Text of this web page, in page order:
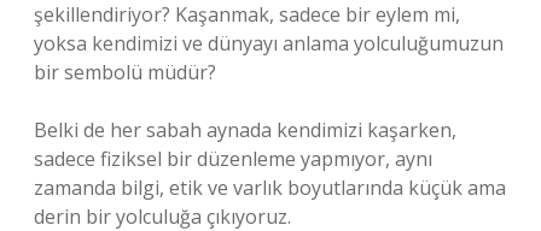
şekillendiriyor? Kaşanmak, sadece bir eylem mi,
yoksa kendimizi ve dünyayı anlama yolculuğumuzun
bir sembolü müdür?
Belki de her sabah aynada kendimizi kaşarken,
sadece fiziksel bir düzenleme yapmıyor, aynı
zamanda bilgi, etik ve varlık boyutlarında küçük ama
derin bir yolculuğa çıkıyoruz.